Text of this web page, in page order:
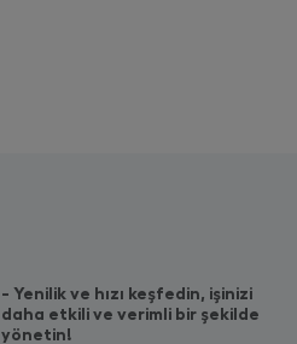
- Yenilik ve hızı keşfedin, işinizi
daha etkili ve verimli bir şekilde
yönetin!